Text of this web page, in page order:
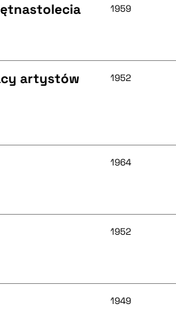
1959
artystów
1952
1964
1952
1949